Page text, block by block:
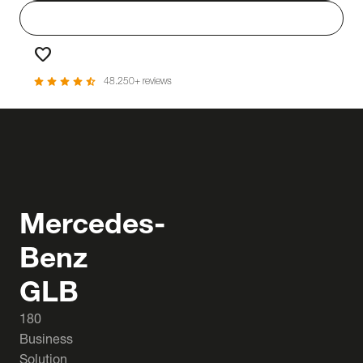
favorite
star star star star star_half 48.250+ reviews
Mercedes-
Benz
GLB
180
Business
Solution